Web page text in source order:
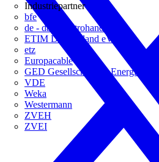
Industriepartner
bfe
de - das Elektrohandwerk
ETIM Deutschland eV
etz
Europacable
GED Gesellschaft für
VDE
Weka
Westermann
ZVEH
ZVEI